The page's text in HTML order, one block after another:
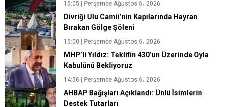
15:05 | Perşembe Ağustos 6، 2026
Divriği Ulu Camii’nin Kapılarında Hayran
Bırakan Gölge Şöleni
15:00 | Perşembe Ağustos 6، 2026
MHP’li Yıldız: Teklifin 430’un Üzerinde Oyla
Kabulünü Bekliyoruz
14:56 | Perşembe Ağustos 6، 2026
AHBAP Bağışları Açıklandı: Ünlü İsimlerin
Destek Tutarları